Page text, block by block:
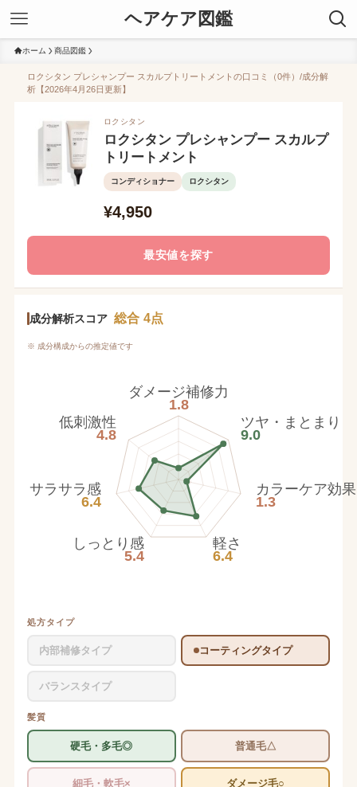
ヘアケア図鑑
ホーム 商品図鑑
ロクシタン プレシャンプー スカルプトリートメントの口コミ（0件）/成分解
析【2026年4月26日更新】
ロクシタン
ロクシタン プレシャンプー スカルプ
トリートメント
コンディショナー ロクシタン
¥4,950
最安値を探す
成分解析スコア 総合 4点
※ 成分構成からの推定値です
ダメージ補修力
1.8
ツヤ・まとまり
9.0
カラーケア効果
1.3
軽さ
6.4
しっとり感
5.4
サラサラ感
6.4
低刺激性
4.8
処方タイプ
内部補修タイプ コーティングタイプ
バランスタイプ
髪質
硬毛・多毛◎ 普通毛△
細毛・軟毛× ダメージ毛○